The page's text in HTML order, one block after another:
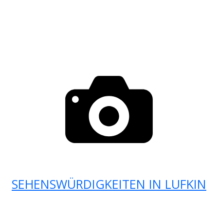
SEHENSWÜRDIGKEITEN IN LUFKIN